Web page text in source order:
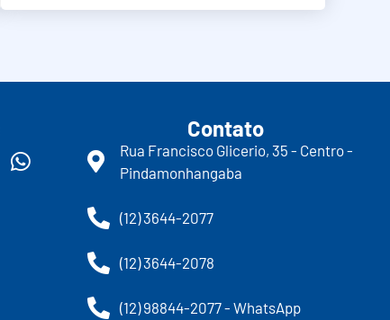
Contato
Rua Francisco Glicerio, 35 - Centro -
Pindamonhangaba
(12) 3644-2077
(12) 3644-2078
(12) 98844-2077 - WhatsApp